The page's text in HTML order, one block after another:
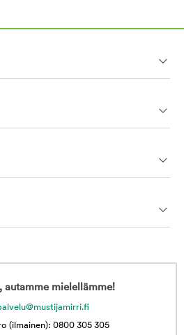
autamme mielellämme!
(ilmainen): 0800 305 305